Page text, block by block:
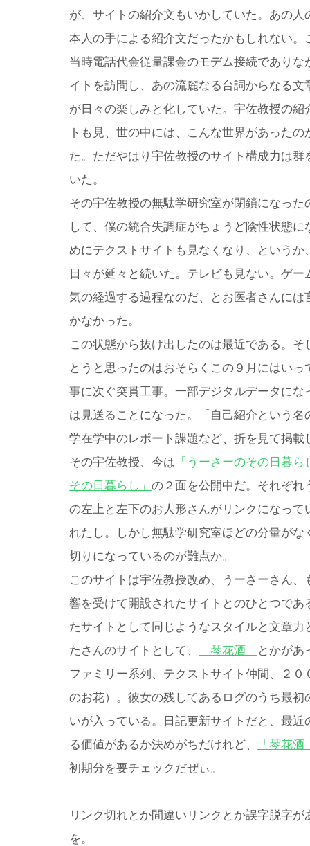
が、サイトの紹介文もいかしていた。あの人
本人の手による紹介文だったかもしれない。
当時電話代金従量課金のモデム接続でありな
イトを訪問し、あの流麗なる台詞からなる文
が日々の楽しみと化していた。宇佐教授の紹
トも見、世の中には、こんな世界があった
た。ただやはり宇佐教授のサイト構成力は群
いた。
その宇佐教授の無駄学研究室が閉鎖になった
して、僕の統合失調症がちょうど陰性状態
めにテクストサイトも見なくなり、というか
日々が延々と続いた。テレビも見ない。ゲ
気の経過する過程なのだ、とお医者さんには
かなかった。
この状態から抜け出したのは最近である。そ
とうと思ったのはおそらくこの９月にはい
事に次ぐ突貫工事。一部デジタルデータにな
は見送ることになった。「自己紹介という名
学在学中のレポート課題など、折を見て掲載
その宇佐教授、今は 「うーさーのその日暮ら
その日暮らし」 の２面を公開中だ。それぞれ
の左上と左下のお人形さんがリンクになって
れたし。しかし無駄学研究室ほどの分量がな
切りになっているのが難点か。
このサイトは宇佐教授改め、うーさーさん、
響を受けて開設されたサイトとのひとつであ
たサイトとして同じようなスタイルと文章力
たさんのサイトとして、
「琴花酒」
とかがあ
ファミリー系列、テクストサイト仲間、２０
のお花）。彼女の残してあるログのうち最初
いが入っている。日記更新サイトだと、最近
る価値があるか決めがちだけれど、
「琴花酒
初期分を要チェックだぜぃ。
リンク切れとか間違いリンクとか誤字脱字
を。